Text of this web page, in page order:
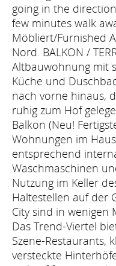
going in the
few minutes walk
Möbliert/Furnished
Nord. BALKON /
Altbauwohnung mit
Küche und
nach vorne hinaus,
ruhig zum Hof
Balkon (Neu!
Wohnungen im
entsprechend
Waschmaschinen
Nutzung im Keller
Haltestellen auf der
City sind in wenigen
Das Trend-Viertel
Szene-Restaurants,
versteckte